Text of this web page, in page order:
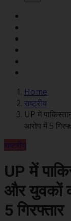
Home
राष्ट्रीय
UP में
आरोप में 5
राष्ट्रीय
UP में
और युवकों
5 गिरफ्तार